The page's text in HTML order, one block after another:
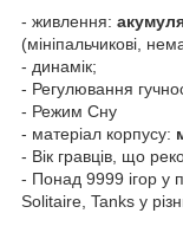
- живлення:
(мініпальчикові,
- динамік;
- Регулювання
- Режим Сну
- матеріал корпусу:
- Вік гравців, що
- Понад 9999 ігор у
Solitaire, Tanks у